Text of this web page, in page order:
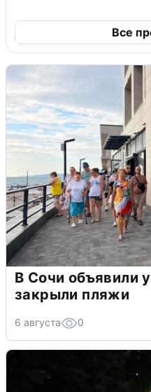
Все
В Сочи объявили
закрыли пляжи
6 августа 0